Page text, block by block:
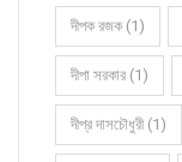
দীপক রজক (1)
দীপা সরকার (1)
দীপ্র দাসচৌধুরী (1)